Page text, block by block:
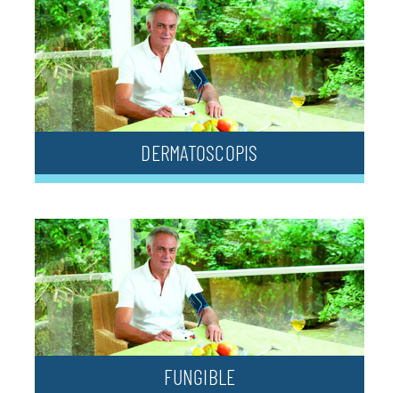
DERMATOSCOPIS
FUNGIBLE